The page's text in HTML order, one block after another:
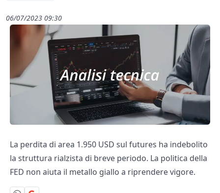
06/07/2023 09:30
La perdita di area 1.950 USD sul futures ha indebolito
la struttura rialzista di breve periodo. La politica della
FED non aiuta il metallo giallo a riprendere vigore.